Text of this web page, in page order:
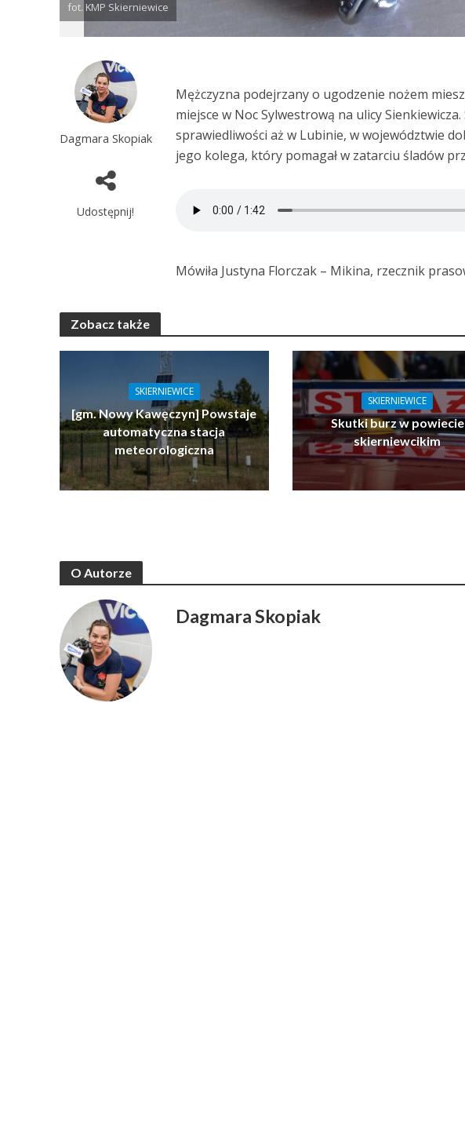
fot. KMP Skierniewice
Dagmara Skopiak
Udostępnij!
Mężczyzna podejrzany o ugodzenie nożem
miejsce w Noc Sylwestrową na ulicy
sprawiedliwości aż w Lubinie, w województwie
jego kolega, który pomagał w zatarciu śladów
Mówiła Justyna Florczak – Mikina, rzecznik
Zobacz także
SKIERNIEWICE
[gm. Nowy Kawęczyn] Powstaje
automatyczna stacja
meteorologiczna
SKIERNIEWICE
Skutki burz w powiecie
skierniewcikim
O Autorze
Dagmara Skopiak